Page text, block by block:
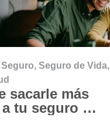
Seguro de Vida,
sacarle más
tu seguro de